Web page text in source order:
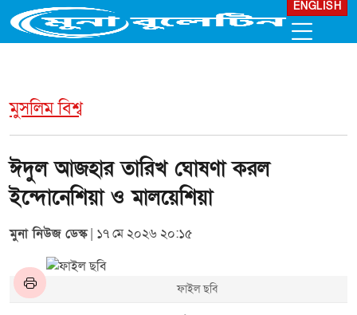
ENGLISH
মুসলিম বিশ্ব
ঈদুল আজহার তারিখ ঘোষণা করল
ইন্দোনেশিয়া ও মালয়েশিয়া
মুনা নিউজ ডেস্ক| ১৭ মে ২০২৬ ২০:১৫
ফাইল ছবি